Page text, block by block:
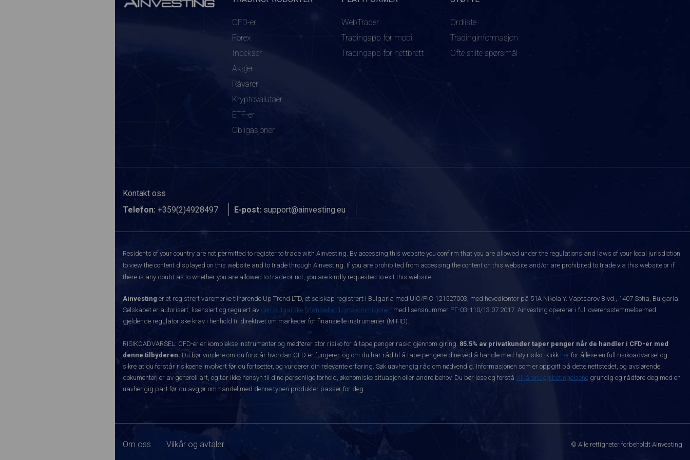
CFD-er
Forex
Indekser
Aksjer
Råvarer
Kryptovalutaer
ETF-er
Obligasjoner
WebTrader
Tradingapp for mobil
Tradingapp for nettbrett
Ordliste
Tradinginformasjon
Ofte stilte spørsmål
Kontakt oss
Telefon: +359(2)4928497 E-post: support@ainvesting.eu
Residents of your country are not permitted to register to trade with Ainvesting. By accessing this website you confirm that you are allowed under the regulations and laws of your local jurisdiction
to view the content displayed on this website and to trade through Ainvesting. If you are prohibited from accessing the content on this website and/or are prohibited to trade via this website or if
there is any doubt as to whether you are allowed to trade or not, you are kindly requested to exit this website.
Ainvesting er et registrert varemerke tilhørende Up Trend LTD, et selskap registrert i Bulgaria med UIC/PIC 121527003, med hovedkontor på 51A Nikola Y. Vaptsarov Blvd., 1407 Sofia, Bulgaria.
Selskapet er autorisert, lisensiert og regulert av den bulgarske finansielle tilsynskommisjonen med lisensnummer РГ-03-110/13.07.2017. Ainvesting opererer i full overensstemmelse med
gjeldende regulatoriske krav i henhold til direktivet om markeder for finansielle instrumenter (MiFID).
RISIKOADVARSEL: CFD-er er komplekse instrumenter og medfører stor risiko for å tape penger raskt gjennom giring. 85.5% av privatkunder taper penger når de handler i CFD-er med
denne tilbyderen. Du bør vurdere om du forstår hvordan CFD-er fungerer, og om du har råd til å tape pengene dine ved å handle med høy risiko. Klikk her for å lese en full risikoadvarsel og
sikre at du forstår risikoene involvert før du fortsetter, og vurderer din relevante erfaring. Søk uavhengig råd om nødvendig. Informasjonen som er oppgitt på dette nettstedet, og avslørende
dokumenter, er av generell art, og tar ikke hensyn til dine personlige forhold, økonomiske situasjon eller andre behov. Du bør lese og forstå vilkårene og betingelsene grundig og rådføre deg med en
uavhengig part før du avgjør om handel med denne typen produkter passer for deg.
Om oss Vilkår og avtaler © Alle rettigheter forbeholdt Ainvesting